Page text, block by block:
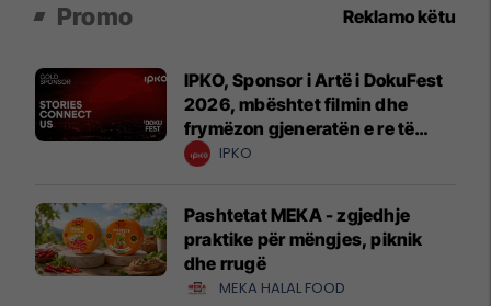
Promo Reklamo këtu
IPKO, Sponsor i Artë i DokuFest
2026, mbështet filmin dhe
frymëzon gjeneratën e re të
krijuesve
IPKO
Pashtetat MEKA - zgjedhje
praktike për mëngjes, piknik
dhe rrugë
MEKA HALAL FOOD